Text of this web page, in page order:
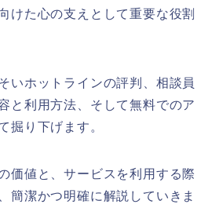
けた心の支えとして重要な役割
いホットラインの評判、相談員
と利用方法、そして無料でのア
掘り下げます。
価値と、サービスを利用する際
簡潔かつ明確に解説していきま